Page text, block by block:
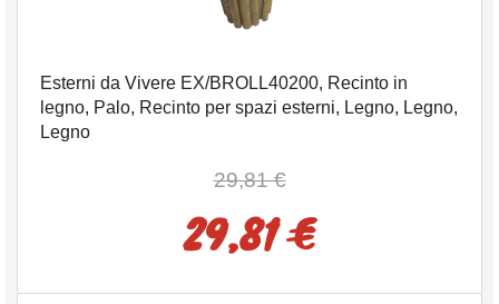
Esterni da Vivere EX/BROLL40200, Recinto in
legno, Palo, Recinto per spazi esterni, Legno, Legno,
Legno
29,81 €
29,81 €